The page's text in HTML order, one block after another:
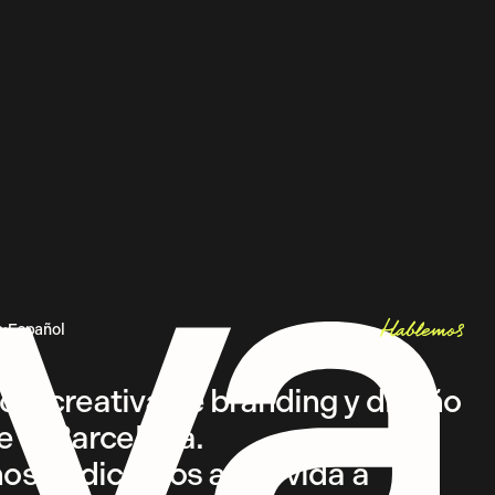
:Español
Inglés
Hablemos
Let's talk
creativa de branding y diseño
in Barcelona.
dedicamos a dar vida a